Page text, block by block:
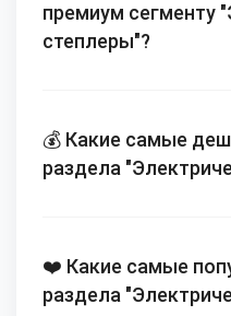
премиум сегменту
степлеры"?
💰 Какие самые
раздела
❤️ Какие самые
раздела